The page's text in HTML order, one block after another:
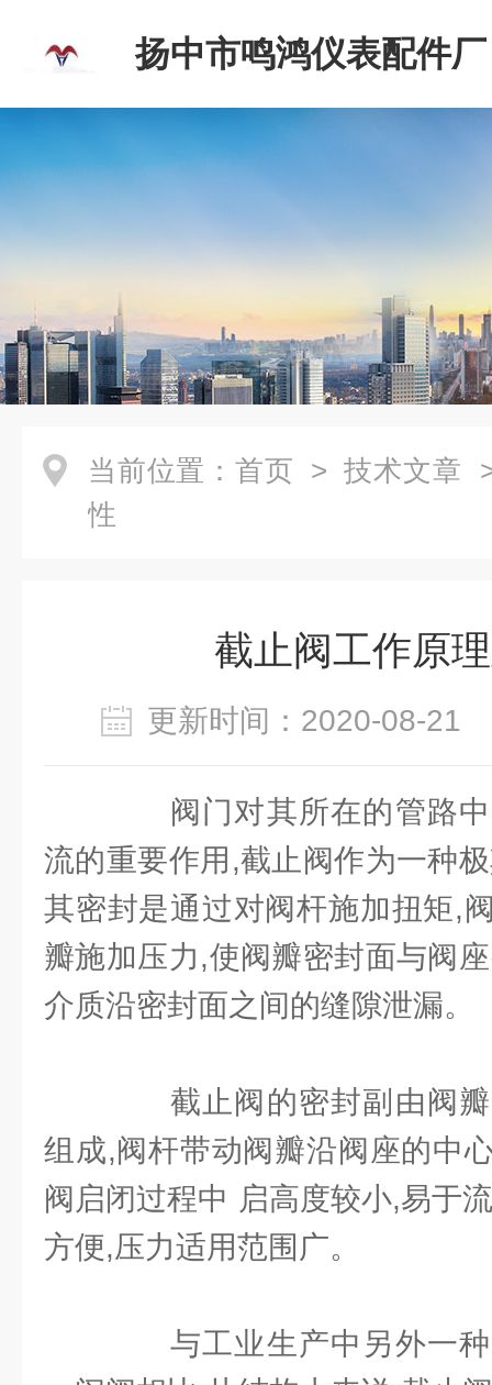
扬中市鸣鸿仪表配件厂
当前位置： 首页 > 技术文章
性
截止阀工作原
更新时间：2020-08-
阀门对其所在的管路中
流的重要作用,截止阀作为一种
其密封是通过对阀杆施加扭矩,
瓣施加压力,使阀瓣密封面与阀
介质沿密封面之间的缝隙泄漏。
截止阀的密封副由阀瓣
组成,阀杆带动阀瓣沿阀座的中
阀启闭过程中 启高度较小,易于
方便,压力适用范围广。
与工业生产中另外一种